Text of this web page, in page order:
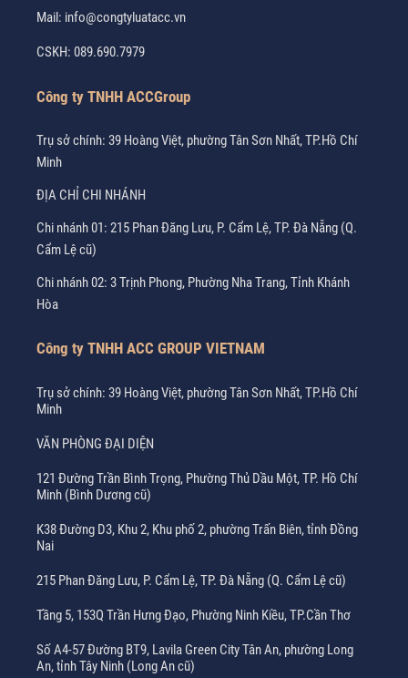
Mail: info@congtyluatacc.vn
CSKH: 089.690.7979
Công ty TNHH ACCGroup
Trụ sở chính: 39 Hoàng Việt, phường Tân Sơn Nhất, TP.Hồ Chí
Minh
ĐỊA CHỈ CHI NHÁNH
Chi nhánh 01: 215 Phan Đăng Lưu, P. Cẩm Lệ, TP. Đà Nẵng (Q.
Cẩm Lệ cũ)
Chi nhánh 02: 3 Trịnh Phong, Phường Nha Trang, Tỉnh Khánh
Hòa
Công ty TNHH ACC GROUP VIETNAM
Trụ sở chính: 39 Hoàng Việt, phường Tân Sơn Nhất, TP.Hồ Chí
Minh
VĂN PHÒNG ĐẠI DIỆN
121 Đường Trần Bình Trọng, Phường Thủ Dầu Một, TP. Hồ Chí
Minh (Bình Dương cũ)
K38 Đường D3, Khu 2, Khu phố 2, phường Trấn Biên, tỉnh Đồng
Nai
215 Phan Đăng Lưu, P. Cẩm Lệ, TP. Đà Nẵng (Q. Cẩm Lệ cũ)
Tầng 5, 153Q Trần Hưng Đạo, Phường Ninh Kiều, TP.Cần Thơ
Số A4-57 Đường BT9, Lavila Green City Tân An, phường Long
An, tỉnh Tây Ninh (Long An cũ)